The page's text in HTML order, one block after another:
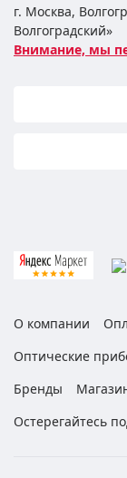
г. Москва,
Волгоградский»
Внимание, мы
О компании
Оптические
Бренды
Остерегайтесь